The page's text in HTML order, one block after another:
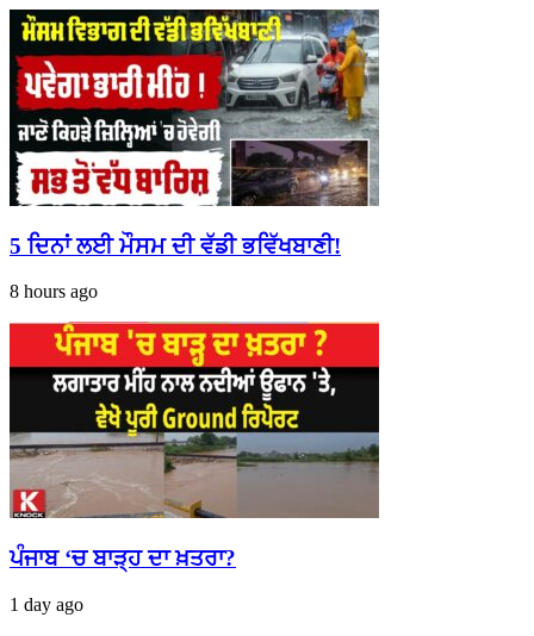
5 ਦਿਨਾਂ ਲਈ ਮੌਸਮ ਦੀ ਵੱਡੀ ਭਵਿੱਖਬਾਣੀ!
8 hours ago
ਪੰਜਾਬ ‘ਚ ਬਾੜ੍ਹ ਦਾ ਖ਼ਤਰਾ?
1 day ago